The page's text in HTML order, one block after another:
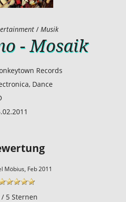
/ Musik
- Mosaik
Records
Dance
Möbius, Feb 2011
/ 5 Sternen